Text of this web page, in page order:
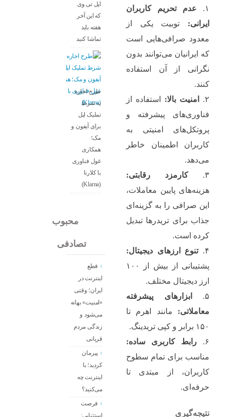
۱.
عدم تحریم کاربران
ایرانی: توبیت یکی از
معدود صرافی‌هایی است
که ایرانیان می‌توانند بدون
نگرانی از آن استفاده
کنند.
۲.
امنیت بالا: استفاده از
فناوری‌های پیشرفته و
پروتکل‌های امنیتی به
کاربران اطمینان خاطر
می‌دهد.
۳.
کارمزد رقابتی:
هزینه‌های پایین معاملات،
این صرافی را به گزینه‌ای
جذاب برای تریدرها تبدیل
کرده است.
۴.
تنوع ارزهای دیجیتال:
پشتیبانی از بیش از ۱۰۰
ارز دیجیتال مختلف.
۵.
ابزارهای پیشرفته
معاملاتی: مانند اهرم تا
۱۵۰ برابر و کپی تریدینگ.
۶.
رابط کاربری ساده:
مناسب برای تمام سطوح
کاربران، از مبتدی تا
حرفه‌ای.
نتیجه‌گیری
اپل تی وی
که این آخر
هفته باید
تماشا کنید
طرح اجاره
به شرط
تملیک اپل
برای آیفون و
مک؛
همکاری
غول فناوری
با کلارنا
(Klarna)
جدیدمحبوب
تصادفی
قطع
اینترنت در
ایران؛ وقتی
«امنیت» بهانه
می‌شود و
زندگی مردم
قربانی
پیرمان
کردید؛ با
اینترنت چه
می‌کنید؟
فرصت
استثنایی: